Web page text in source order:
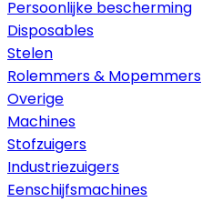
Persoonlijke bescherming
Disposables
Stelen
Rolemmers & Mopemmers
Overige
Machines
Stofzuigers
Industriezuigers
Eenschijfsmachines